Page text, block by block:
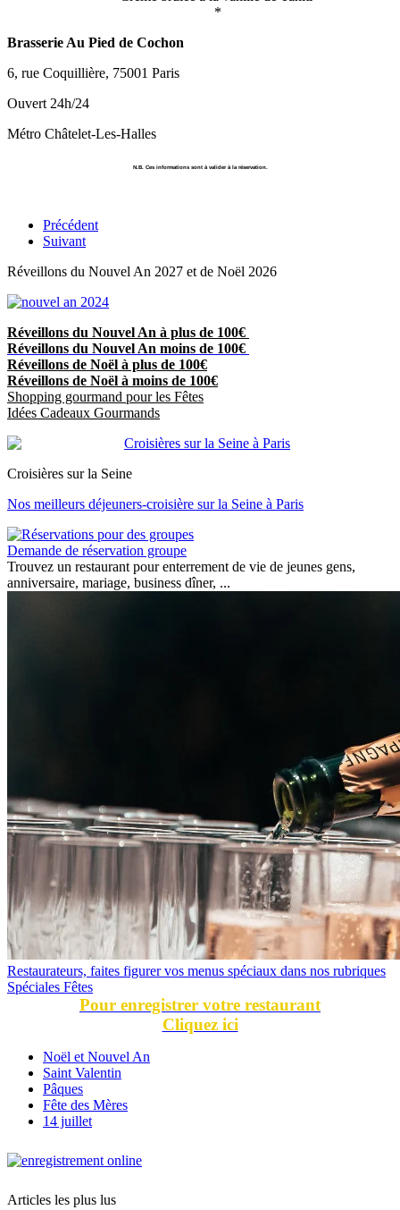
*
Brasserie Au Pied de Cochon
6, rue Coquillière, 75001 Paris
Ouvert 24h/24
Métro Châtelet-Les-Halles
N.B. Ces informations sont à valider à la réservation.
Précédent
Suivant
Réveillons du Nouvel An 2027 et de Noël 2026
Réveillons du Nouvel An à plus de 100€
Réveillons du Nouvel An moins de 100€
Réveillons de Noël à plus de 100€
Réveillons de Noël à moins de 100€
Shopping gourmand pour les Fêtes
Idées Cadeaux Gourmands
Croisières sur la Seine
Nos meilleurs déjeuners-croisière sur la Seine à Paris
Demande de réservation groupe
Trouvez un restaurant pour enterrement de vie de jeunes gens,
anniversaire, mariage, business dîner, ...
Restaurateurs, faites figurer vos menus spéciaux dans nos rubriques
Spéciales Fêtes
Pour enregistrer votre restaurant
Cliquez ici
Noël et Nouvel An
Saint Valentin
Pâques
Fête des Mères
14 juillet
Articles les plus lus